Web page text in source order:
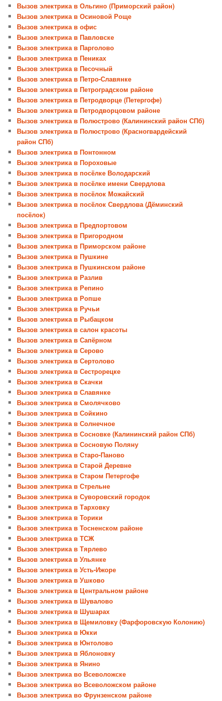
Вызов электрика в Ольгино (Приморский район)
Вызов электрика в Осиновой Роще
Вызов электрика в офис
Вызов электрика в Павловске
Вызов электрика в Парголово
Вызов электрика в Пениках
Вызов электрика в Песочный
Вызов электрика в Петро-Славянке
Вызов электрика в Петроградском районе
Вызов электрика в Петродворце (Петергофе)
Вызов электрика в Петродворцовом районе
Вызов электрика в Полюстрово (Калининский район СПб)
Вызов электрика в Полюстрово (Красногвардейский
район СПб)
Вызов электрика в Понтонном
Вызов электрика в Пороховые
Вызов электрика в посёлке Володарский
Вызов электрика в посёлке имени Свердлова
Вызов электрика в посёлок Можайский
Вызов электрика в посёлок Свердлова (Дёминский
посёлок)
Вызов электрика в Предпортовом
Вызов электрика в Пригородном
Вызов электрика в Приморском районе
Вызов электрика в Пушкине
Вызов электрика в Пушкинском районе
Вызов электрика в Разлив
Вызов электрика в Репино
Вызов электрика в Ропше
Вызов электрика в Ручьи
Вызов электрика в Рыбацком
Вызов электрика в салон красоты
Вызов электрика в Сапёрном
Вызов электрика в Серово
Вызов электрика в Сертолово
Вызов электрика в Сестрорецке
Вызов электрика в Скачки
Вызов электрика в Славянке
Вызов электрика в Смолячково
Вызов электрика в Сойкино
Вызов электрика в Солнечное
Вызов электрика в Сосновке (Калининский район СПб)
Вызов электрика в Сосновую Поляну
Вызов электрика в Старо-Паново
Вызов электрика в Старой Деревне
Вызов электрика в Старом Петергофе
Вызов электрика в Стрельне
Вызов электрика в Суворовский городок
Вызов электрика в Тарховку
Вызов электрика в Торики
Вызов электрика в Тосненском районе
Вызов электрика в ТСЖ
Вызов электрика в Тярлево
Вызов электрика в Ульянке
Вызов электрика в Усть-Ижоре
Вызов электрика в Ушково
Вызов электрика в Центральном районе
Вызов электрика в Шувалово
Вызов электрика в Шушарах
Вызов электрика в Щемиловку (Фарфоровскую Колонию)
Вызов электрика в Юкки
Вызов электрика в Юнтолово
Вызов электрика в Яблоновку
Вызов электрика в Янино
Вызов электрика во Всеволожске
Вызов электрика во Всеволожском районе
Вызов электрика во Фрунзенском районе